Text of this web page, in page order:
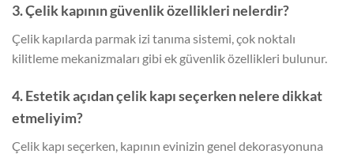
3. Çelik kapının güvenlik özellikleri nelerdir?
Çelik kapılarda parmak izi tanıma sistemi, çok noktalı
kilitleme mekanizmaları gibi ek güvenlik özellikleri bulunur.
4. Estetik açıdan çelik kapı seçerken nelere dikkat
etmeliyim?
Çelik kapı seçerken, kapının evinizin genel dekorasyonuna